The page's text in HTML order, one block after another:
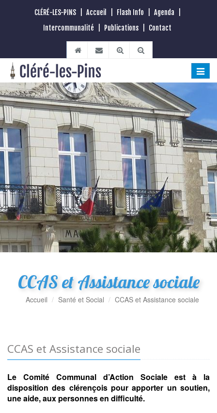
CLÉRÉ-LES-PINS Accueil Flash Info Agenda
Intercommunalité
Publications Contact
Toggle
CCAS et Assistance sociale
Accueil Santé et Social CCAS et Assistance sociale
CCAS et Assistance sociale
Le Comité Communal d’Action Sociale est à la
disposition des clérençois pour apporter un soutien,
une aide, aux personnes en difficulté.